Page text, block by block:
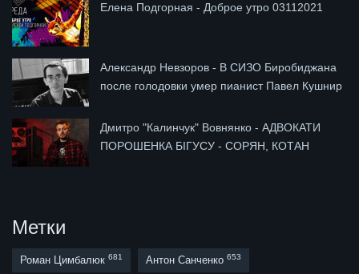
Елена Подгорная - Доброе утро 03112021
Александр Невзоров - В СИЗО Биробиджана
после голодовки умер пианист Павел Кушнир
Дмитро "Калинчук" Вовнянко - АДВОКАТИ
ПОРОШЕНКА БІГУСУ - СОРЯН, КОТАН
Метки
Роман Цимбалюк 681 Антон Санченко 653